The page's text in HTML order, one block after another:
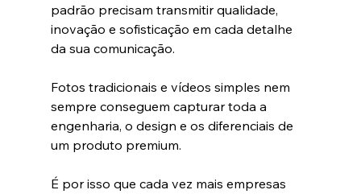
padrão precisam transmitir qualidade,
inovação e sofisticação em cada detalhe
da sua comunicação.
Fotos tradicionais e vídeos simples nem
sempre conseguem capturar toda a
engenharia, o design e os diferenciais de
um produto premium.
É por isso que cada vez mais empresas